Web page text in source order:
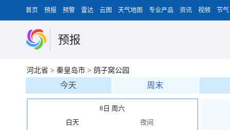
首页 预报 预警 雷达 云图 天气地图 专业产品 资讯 视频 节气
预报
河北省 > 秦皇岛市 > 鸽子窝公园
今天 周末
8日 周六
白天
夜间